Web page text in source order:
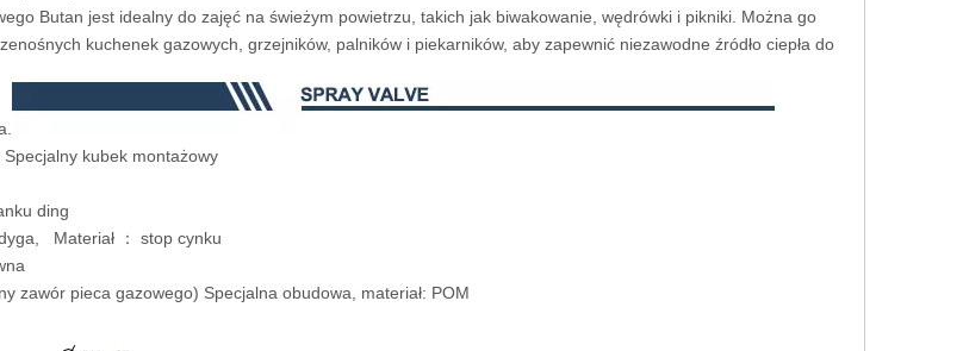
Butan jest idealny do zajęć na świeżym powietrzu, takich jak biwakowanie, wędrówki i pikniki. Można go
kuchenek gazowych, grzejników, palników i piekarników, aby zapewnić niezawodne źródło ciepła do
kubek montażowy
ding
łodyga, Materiał ： stop cynku
stal nierdzewna
zawór pieca gazowego) Specjalna obudowa, materiał: POM